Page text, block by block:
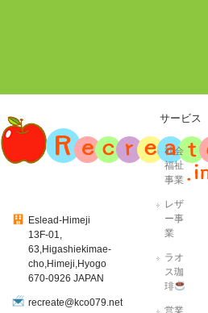
Eslead-Himeji
13F-01,
63,Higashiekimae-
cho,Himeji,Hyogo
670-0926 JAPAN
recreate@kco079.net
サービス
社会
福祉
事業
レザ
ー事
業
ラオ
ス珈
琲
営業